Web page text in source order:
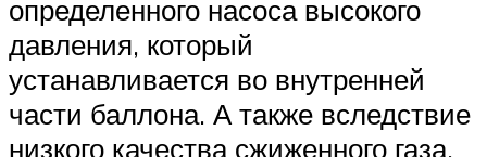
определенного насоса высокого
давления, который
устанавливается во внутренней
части баллона. А также вследствие
низкого качества сжиженного газа,